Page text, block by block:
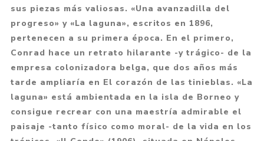
sus piezas más valiosas. «Una avanzadilla del
progreso» y «La laguna», escritos en 1896,
pertenecen a su primera época. En el primero,
Conrad hace un retrato hilarante -y trágico- de la
empresa colonizadora belga, que dos años más
tarde ampliaría en El corazón de las tinieblas. «La
laguna» está ambientada en la isla de Borneo y
consigue recrear con una maestría admirable el
paisaje -tanto físico como moral- de la vida en los